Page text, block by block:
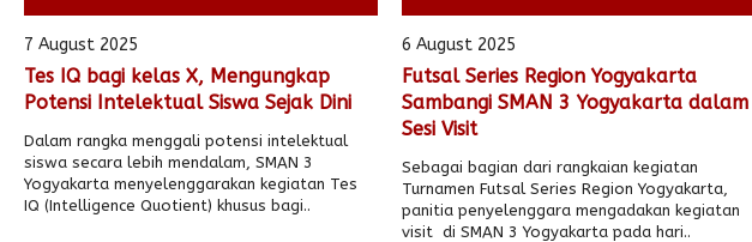
7 August 2025
Tes IQ bagi kelas X, Mengungkap
Potensi Intelektual Siswa Sejak Dini
Dalam rangka menggali potensi intelektual
siswa secara lebih mendalam, SMAN 3
Yogyakarta menyelenggarakan kegiatan Tes
IQ (Intelligence Quotient) khusus bagi..
6 August 2025
Futsal Series Region Yogyakarta
Sambangi SMAN 3 Yogyakarta dalam
Sesi Visit
Sebagai bagian dari rangkaian kegiatan
Turnamen Futsal Series Region Yogyakarta,
panitia penyelenggara mengadakan kegiatan
visit di SMAN 3 Yogyakarta pada hari..